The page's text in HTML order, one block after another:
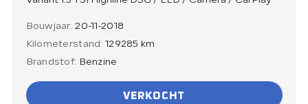
Bouwjaar:20-11-2018
Kilometerstand: 129285 km
Brandstof: Benzine
VERKOCHT